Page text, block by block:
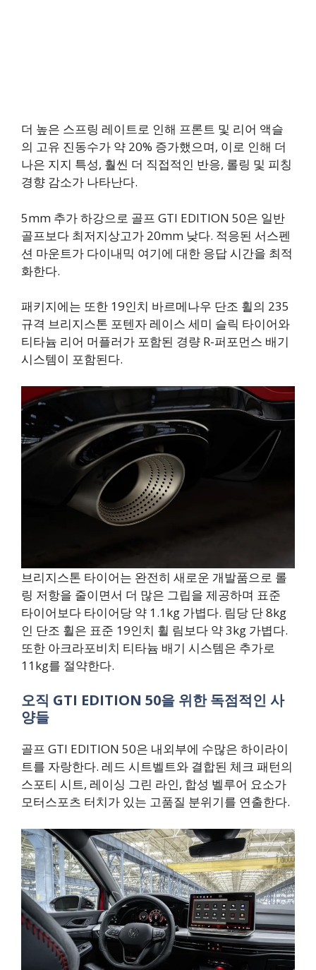
더 높은 스프링 레이트로 인해 프론트 및 리어 액슬
의 고유 진동수가 약 20% 증가했으며, 이로 인해 더
나은 지지 특성, 훨씬 더 직접적인 반응, 롤링 및 피칭
경향 감소가 나타난다.
5mm 추가 하강으로 골프 GTI EDITION 50은 일반
골프보다 최저지상고가 20mm 낮다. 적응된 서스펜
션 마운트가 다이내믹 여기에 대한 응답 시간을 최적
화한다.
패키지에는 또한 19인치 바르메나우 단조 휠의 235
규격 브리지스톤 포텐자 레이스 세미 슬릭 타이어와
티타늄 리어 머플러가 포함된 경량 R-퍼포먼스 배기
시스템이 포함된다.
브리지스톤 타이어는 완전히 새로운 개발품으로 롤
링 저항을 줄이면서 더 많은 그립을 제공하며 표준
타이어보다 타이어당 약 1.1kg 가볍다. 림당 단 8kg
인 단조 휠은 표준 19인치 휠 림보다 약 3kg 가볍다.
또한 아크라포비치 티타늄 배기 시스템은 추가로
11kg를 절약한다.
오직 GTI EDITION 50을 위한 독점적인 사
양들
골프 GTI EDITION 50은 내외부에 수많은 하이라이
트를 자랑한다. 레드 시트벨트와 결합된 체크 패턴의
스포티 시트, 레이싱 그린 라인, 합성 벨루어 요소가
모터스포츠 터치가 있는 고품질 분위기를 연출한다.